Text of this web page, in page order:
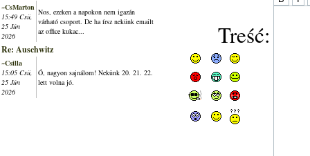
~CsMarton
15:49 Csü,
25 Jún
2026
Nos, ezeken a napokon nem igazán
várható csoport. De ha írsz nekünk emailt
az office kukac...
Re: Auschwitz
~Csilla
15:05 Csü,
25 Jún
2026
Ó, nagyon sajnálom! Nekünk 20. 21. 22.
lett volna jó.
Treść: